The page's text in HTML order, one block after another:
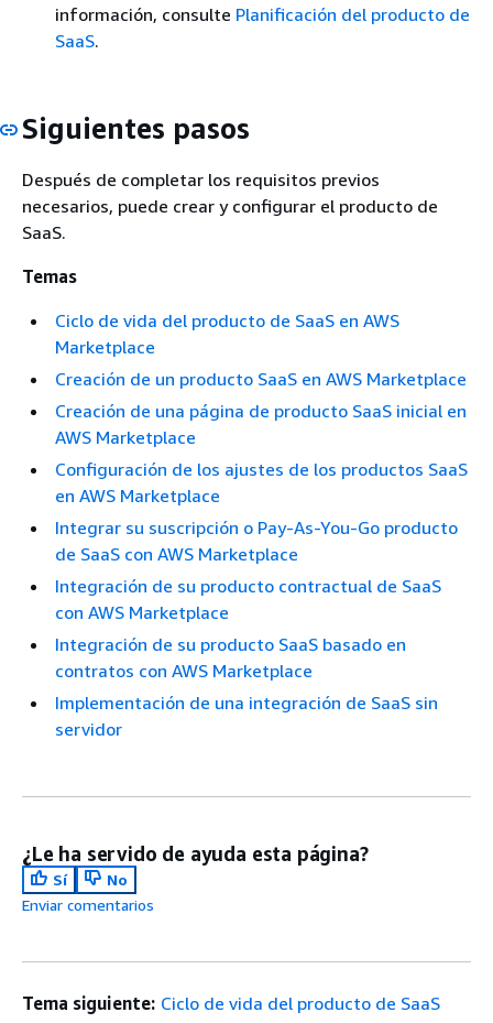
información, consulte Planificación del producto de
SaaS.
Siguientes pasos
Después de completar los requisitos previos
necesarios, puede crear y configurar el producto de
SaaS.
Temas
Ciclo de vida del producto de SaaS en AWS
Marketplace
Creación de un producto SaaS en AWS Marketplace
Creación de una página de producto SaaS inicial en
AWS Marketplace
Configuración de los ajustes de los productos SaaS
en AWS Marketplace
Integrar su suscripción o Pay-As-You-Go producto
de SaaS con AWS Marketplace
Integración de su producto contractual de SaaS
con AWS Marketplace
Integración de su producto SaaS basado en
contratos con AWS Marketplace
Implementación de una integración de SaaS sin
servidor
¿Le ha servido de ayuda esta página?
Sí
No
Enviar comentarios
Tema siguiente: Ciclo de vida del producto de SaaS